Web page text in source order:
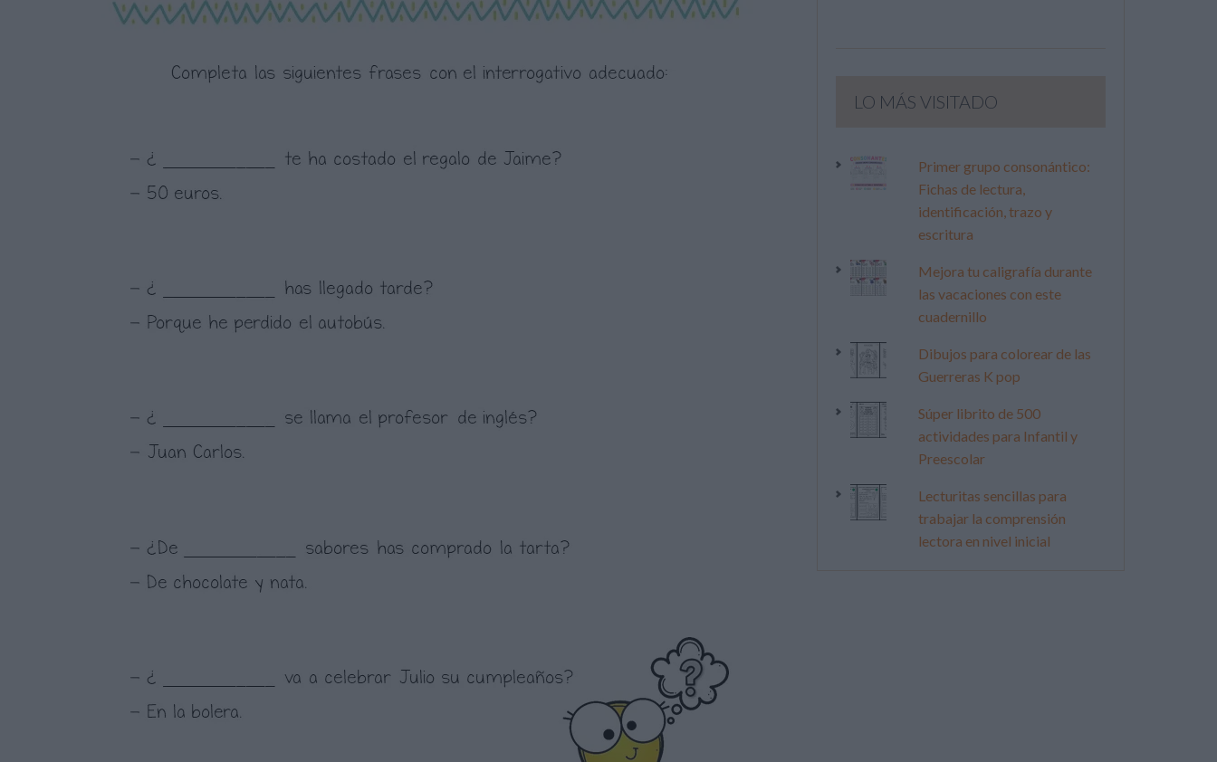
LO MÁS VISITADO
Primer grupo consonántico:
Fichas de lectura,
identificación, trazo y
escritura
Mejora tu caligrafía durante
las vacaciones con este
cuadernillo
Dibujos para colorear de las
Guerreras K pop
Súper librito de 500
actividades para Infantil y
Preescolar
Lecturitas sencillas para
trabajar la comprensión
lectora en nivel inicial